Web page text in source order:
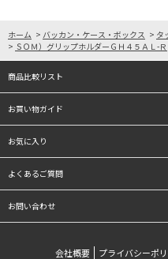
ホーム > バッカン・ケース・ボックス > タ
> ＳＯＭ）グリップホルダーＧＨ４５ＡＬ-Ｒ
商品比較リスト
お買い物ガイド
お気に入り
よくあるご質問
お問い合わせ
会社概要 プライバシーポ